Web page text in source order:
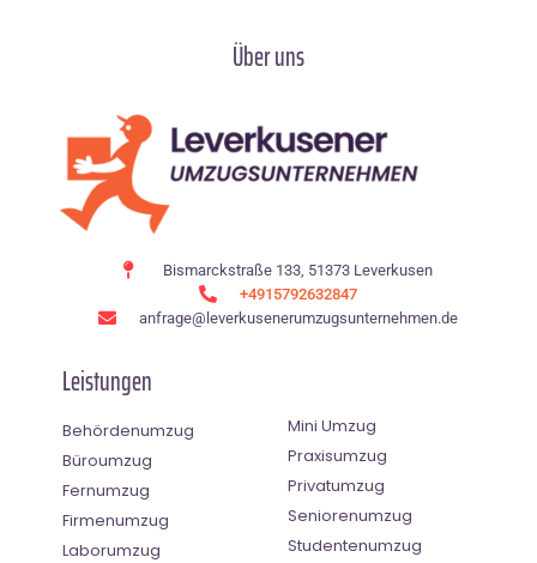
Über uns
Bismarckstraße 133, 51373 Leverkusen
+4915792632847
anfrage@leverkusenerumzugsunternehmen.de
Leistungen
Behördenumzug
Büroumzug
Fernumzug
Firmenumzug
Laborumzug
Mini Umzug
Praxisumzug
Privatumzug
Seniorenumzug
Studentenumzug